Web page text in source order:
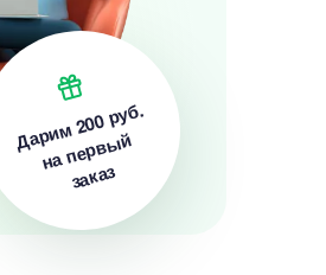
Дарим200 руб.
на первый
заказ